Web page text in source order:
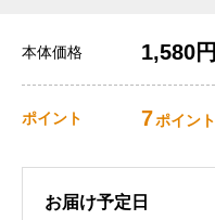
本体価格 1,580円
ポイント 7ポイント
お届け予定日